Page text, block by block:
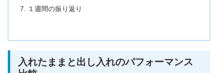
１週間の振り返り
入れたままと出し入れのパフォーマンス